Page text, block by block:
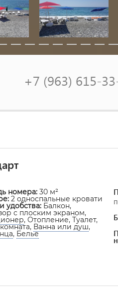
+7 (963) 615-
номера: 30 м²
: 2 односпальные кровати
удобства: Балкон,
с плоским экраном,
, Отопление, Туалет,
Ванна или душ,
, Белье